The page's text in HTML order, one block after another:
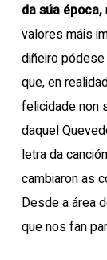
da súa época,
valores máis
diñeiro
que, en
felicidade non
daquel
letra da
cambiaron as
Desde a área
que nos fan